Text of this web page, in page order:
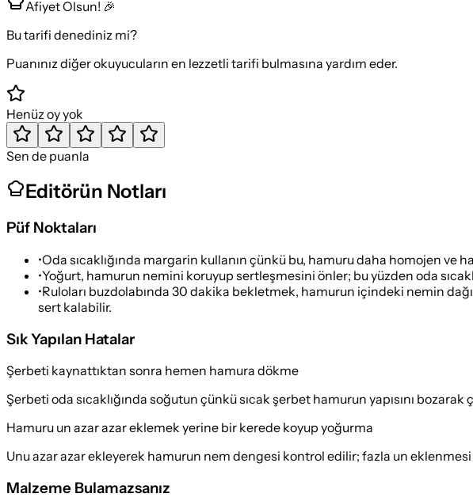
Afiyet Olsun! 🎉
Bu tarifi denediniz mi?
Puanınız diğer okuyucuların en lezzetli tarifi bulmasına yardım eder.
Henüz oy yok
Sen de puanla
Editörün Notları
Püf Noktaları
•Oda sıcaklığında margarin kullanın çünkü bu, hamuru daha homojen ve
•Yoğurt, hamurun nemini koruyup sertleşmesini önler; bu yüzden oda
•Ruloları buzdolabında 30 dakika bekletmek, hamurun içindeki nemin
sert kalabilir.
Sık Yapılan Hatalar
Şerbeti kaynattıktan sonra hemen hamura dökme
Şerbeti oda sıcaklığında soğutun çünkü sıcak şerbet hamurun yapısını bozarak
Hamuru un azar azar eklemek yerine bir kerede koyup yoğurma
Unu azar azar ekleyerek hamurun nem dengesi kontrol edilir; fazla un eklenmesi
Malzeme Bulamazsanız